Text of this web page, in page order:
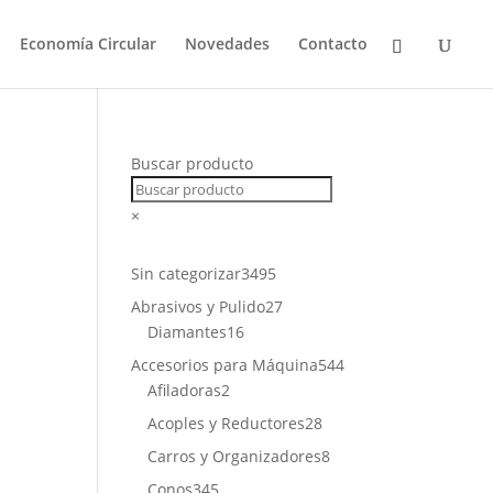
Economía Circular Novedades Contacto
Buscar producto
×
Sin categorizar3495
productos
Abrasivos y Pulido2727
Diamantes1616
productos
Accesorios para Máquina544544
Afiladoras2
productos
Acoples y Reductores2828
productos
Carros y Organizadores88